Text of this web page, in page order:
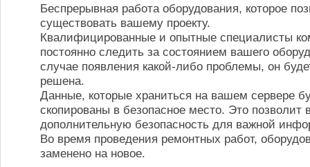
Беспрерывная работа оборудования, которое
существовать вашему проекту.
Квалифицированные и опытные специалисты
постоянно следить за состоянием вашего
случае появления какой-либо проблемы, он
решена.
Данные, которые храниться на вашем сервере
скопированы в безопасное место. Это позволит
дополнительную безопасность для важной
Во время проведения ремонтных работ,
заменено на новое.